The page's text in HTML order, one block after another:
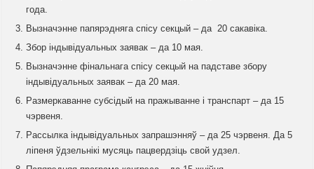
года.
Вызначэнне папярэдняга спісу секцый – да 20 сакавіка.
Збор індывідуальных заявак – да 10 мая.
Вызначэнне фінальнага спісу секцый на падставе збору
індывідуальных заявак – да 20 мая.
Размеркаванне субсідый на пражыванне і транспарт – да 15
чэрвеня.
Рассылка індывідуальных запрашэнняў – да 25 чэрвеня. Да 5
ліпеня ўдзельнікі мусяць пацвердзіць свой удзел.